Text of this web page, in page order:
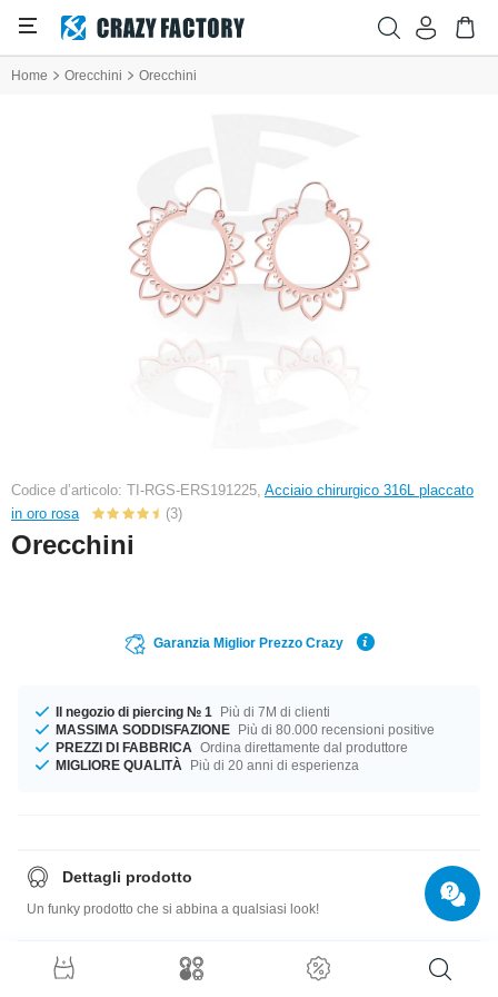
Home Orecchini Orecchini
Codice d’articolo: TI-RGS-ERS191225, Acciaio chirurgico 316L placcato
in oro rosa
(3)
Orecchini
Garanzia Miglior Prezzo Crazy
Il negozio di piercing № 1
Più di 7M di clienti
MASSIMA SODDISFAZIONE Più di 80.000 recensioni positive
PREZZI DI FABBRICA Ordina direttamente dal produttore
MIGLIORE QUALITÀ
Più di 20 anni di esperienza
Dettagli prodotto
Un funky prodotto che si abbina a qualsiasi look!
Guida di misure